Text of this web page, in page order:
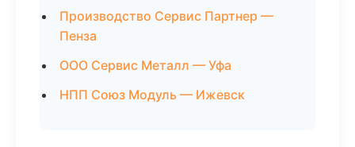
Производство Сервис Партнер —
Пенза
ООО Сервис Металл — Уфа
НПП Союз Модуль — Ижевск